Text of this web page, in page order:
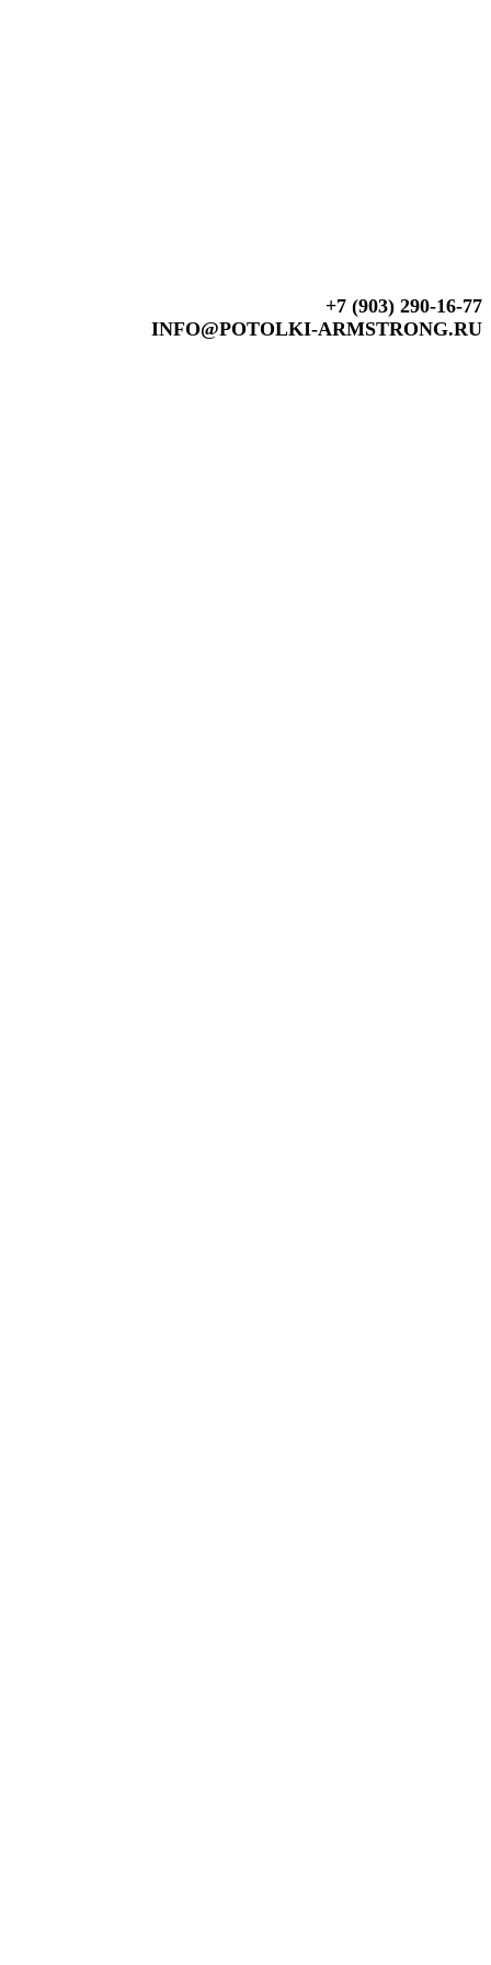
+7 (903) 290-16-77
INFO@POTOLKI-ARMSTRONG.RU